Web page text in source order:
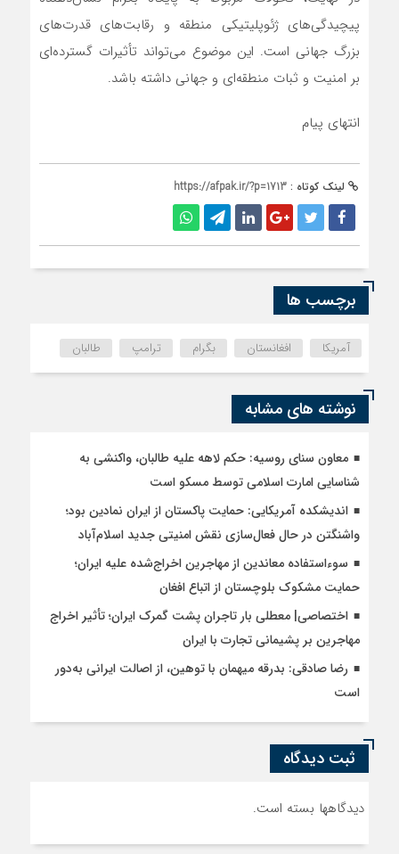
پیچیدگی‌های ژئوپلیتیکی منطقه و رقابت‌های قدرت‌های
بزرگ جهانی است. این موضوع می‌تواند تأثیرات گسترده‌ای
بر امنیت و ثبات منطقه‌ای و جهانی داشته باشد.
انتهای پیام
لینک کوتاه : https://afpak.ir/?p=1713
برچسب ها
آمریکا افغانستان بگرام ترامپ طالبان
نوشته های مشابه
معاون سنای روسیه: حکم لاهه علیه طالبان، واکنشی به
شناسایی امارت اسلامی توسط مسکو است
اندیشکده آمریکایی: حمایت پاکستان از ایران نمادین بود؛
واشنگتن در حال فعال‌سازی نقش امنیتی جدید اسلام‌آباد
سوءاستفاده معاندین از مهاجرین اخراج‌شده علیه ایران؛
حمایت مشکوک بلوچستان از اتباع افغان
اختصاصی| معطلی بار تاجران پشت گمرک ایران؛ تأثیر اخراج
مهاجرین بر پشیمانی تجارت با ایران
رضا صادقی: بدرقه میهمان با توهین، از اصالت ایرانی به‌دور
است
ثبت دیدگاه
دیدگاهها بسته است.